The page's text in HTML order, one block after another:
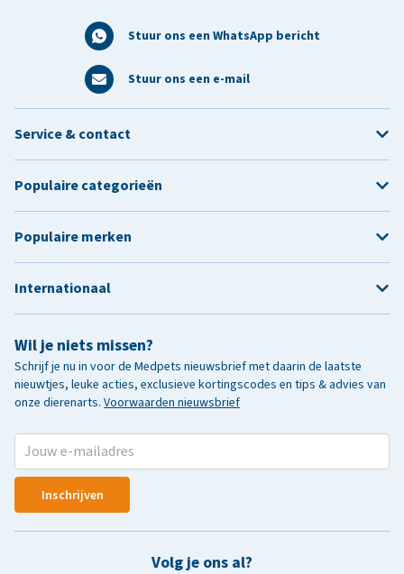
Stuur ons een WhatsApp bericht
Stuur ons een e-mail
Wil je niets missen?
Schrijf je nu in voor de Medpets nieuwsbrief met daarin de laatste
nieuwtjes, leuke acties, exclusieve kortingscodes en tips & advies van
onze dierenarts. Voorwaarden nieuwsbrief
Inschrijven
Volg je ons al?
Service & contact
Populaire categorieën
Populaire merken
Internationaal